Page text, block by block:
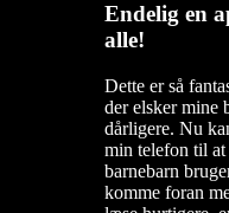
Endelig en
alle!
Dette er så
der elsker mine
dårligere. Nu
min telefon til
barnebarn
komme foran